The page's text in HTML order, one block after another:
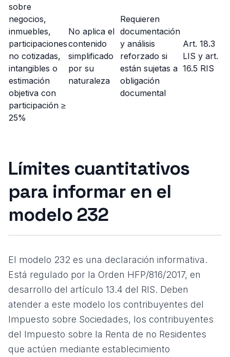
sobre
negocios,
inmuebles,
participaciones
no cotizadas,
intangibles o
estimación
objetiva con
participación ≥
25%
No aplica el
contenido
simplificado
por su
naturaleza
Requieren
documentación
y análisis
reforzado si
están sujetas a
obligación
documental
Art. 18.3
LIS y art.
16.5 RIS
Límites cuantitativos
para informar en el
modelo 232
El modelo 232 es una declaración informativa.
Está regulado por la Orden HFP/816/2017, en
desarrollo del artículo 13.4 del RIS. Deben
atender a este modelo los contribuyentes del
Impuesto sobre Sociedades, los contribuyentes
del Impuesto sobre la Renta de no Residentes
que actúen mediante establecimiento